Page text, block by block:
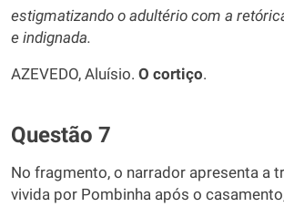
estigmatizando o adultério com a
e indignada.
AZEVEDO, Aluísio. O cortiço.
Questão 7
No fragmento, o narrador apresenta a
vivida por Pombinha após o